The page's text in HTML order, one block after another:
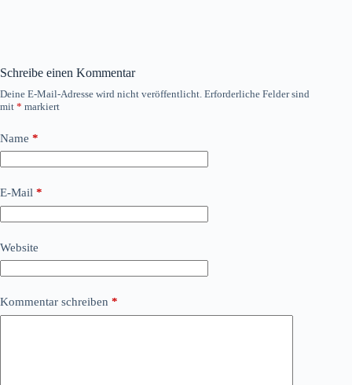
Schreibe einen Kommentar
Deine E-Mail-Adresse wird nicht veröffentlicht. Erforderliche Felder sind
mit * markiert
Name *
E-Mail *
Website
Kommentar schreiben *